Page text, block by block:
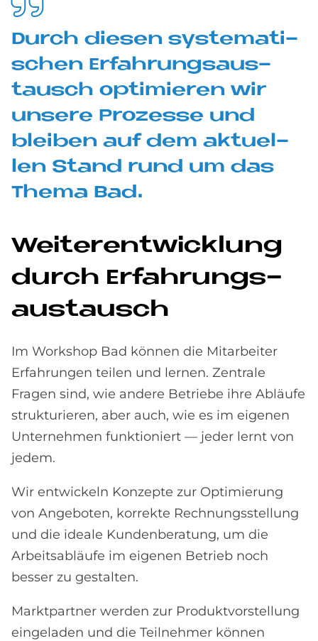
Durch die­sen sy­ste­ma­ti­
schen Er­fah­rungs­aus­
tausch op­ti­mie­ren wir
un­se­re Pro­zes­se und
blei­ben auf dem ak­tu­el­
len Stand rund um das
The­ma Bad.
Wei­ter­ent­wick­lung
durch Er­fah­rungs­
aus­tausch
Im Workshop Bad können die Mitarbeiter
Erfahrungen teilen und lernen. Zentrale
Fragen sind, wie andere Betriebe ihre Abläufe
strukturieren, aber auch, wie es im eigenen
Unternehmen funktioniert — jeder lernt von
jedem.
Wir entwickeln Konzepte zur Optimierung
von Angeboten, korrekte Rechnungsstellung
und die ideale Kundenberatung, um die
Arbeitsabläufe im eigenen Betrieb noch
besser zu gestalten.
Marktpartner werden zur Produktvorstellung
eingeladen und die Teilnehmer können